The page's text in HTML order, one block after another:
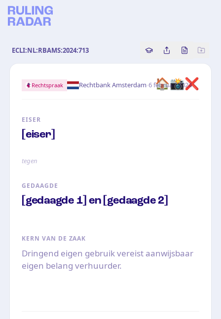
ECLI:NL:RBAMS:2024:713 Copy source
Share this
Bekijk
🏠📸❌
Rechtspraak Rechtbank Amsterdam·6 februari 2024
EISER
[eiser]
tegen
GEDAAGDE
[gedaagde 1] en [gedaagde 2]
KERN VAN DE ZAAK
Dringend eigen gebruik vereist aanwijsbaar
eigen belang verhuurder.